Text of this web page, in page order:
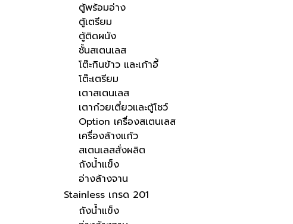
ตู้พร้อมอ่าง
ตู้เตรียม
ตู้ติดผนัง
ชั้นสเตนเลส
โต๊ะกินข้าว และเก้าอี้
โต๊ะเตรียม
เตาสเตนเลส
เตาก๋วยเตี๋ยวและตู้โชว์
Option เครื่องสเตนเลส
เครื่องล้างแก้ว
สเตนเลสสั่งผลิต
ถังน้ำแข็ง
อ่างล้างจาน
Stainless เกรด 201
ถังน้ำแข็ง